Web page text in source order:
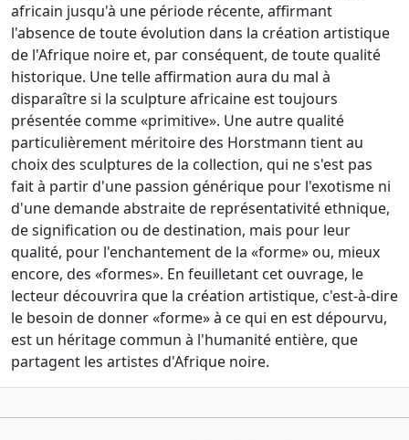
africain jusqu'à une période récente, affirmant
l'absence de toute évolution dans la création artistique
de l'Afrique noire et, par conséquent, de toute qualité
historique. Une telle affirmation aura du mal à
disparaître si la sculpture africaine est toujours
présentée comme «primitive». Une autre qualité
particulièrement méritoire des Horstmann tient au
choix des sculptures de la collection, qui ne s'est pas
fait à partir d'une passion générique pour l'exotisme ni
d'une demande abstraite de représentativité ethnique,
de signification ou de destination, mais pour leur
qualité, pour l'enchantement de la «forme» ou, mieux
encore, des «formes». En feuilletant cet ouvrage, le
lecteur découvrira que la création artistique, c'est-à-dire
le besoin de donner «forme» à ce qui en est dépourvu,
est un héritage commun à l'humanité entière, que
partagent les artistes d'Afrique noire.